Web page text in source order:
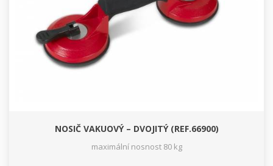
NOSIČ VAKUOVÝ – DVOJITÝ (REF.66900)
maximální nosnost 80 kg